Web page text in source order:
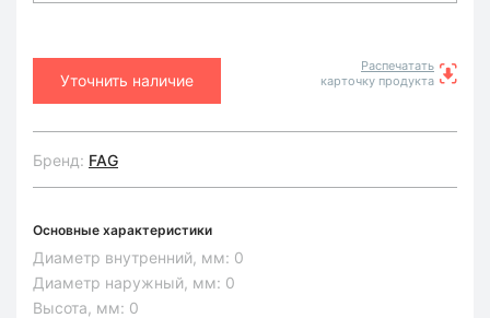
Уточнить наличие
Распечатать
карточку продукта
Бренд: FAG
Основные характеристики
Диаметр внутренний, мм: 0
Диаметр наружный, мм: 0
Высота, мм: 0